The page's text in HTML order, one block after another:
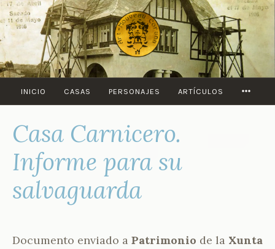
Saltar
al
contenido
INICIO CASAS PERSONAJES ARTÍCULOS
2
C
U
B
2
P
O
A
B
E
O
Casa Carnicero.
Informe para su
salvaguarda
Documento enviado a Patrimonio de la Xunta